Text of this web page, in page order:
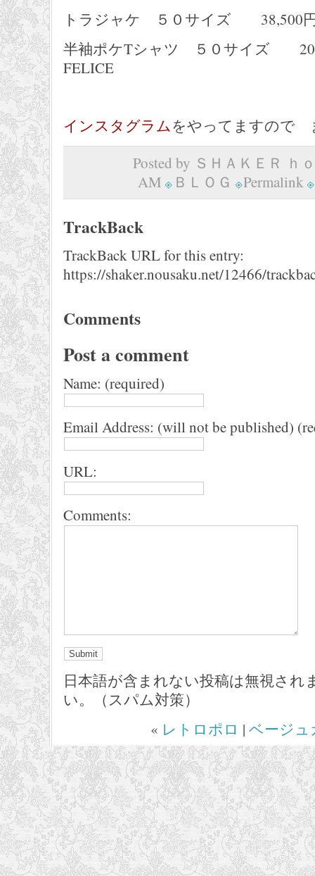
トラジャケ ５０サイズ 38,500
半袖ポケTシャツ ５０サイズ
FELICE
インスタグラムをやってますので
Posted by ＳＨＡＫＥＲ ｈ
AM
ＢＬＯＧ Permalink
TrackBack
TrackBack URL for this entry:
https://shaker.nousaku.net/12466/
Comments
Post a comment
Name: (required)
Email Address: (will not be published)
URL:
Comments:
日本語が含まれない投稿は無視され
い。（スパム対策）
« レトロポロ | ベージュ